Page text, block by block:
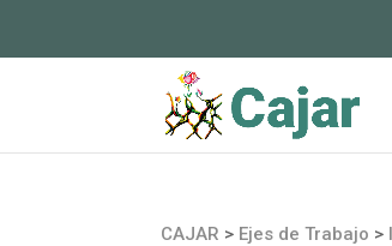
CAJAR > Ejes de Trabajo >